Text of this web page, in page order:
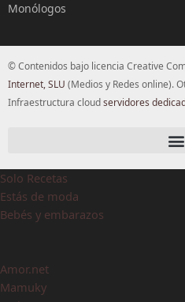
Monólogos
© Contenidos bajo licencia Creative
Internet, SLU (Medios y Redes online).
Infraestructura cloudservidores
Solo Recetas
Estás de moda
Bebés y embarazos
Amor.net
Mamuky